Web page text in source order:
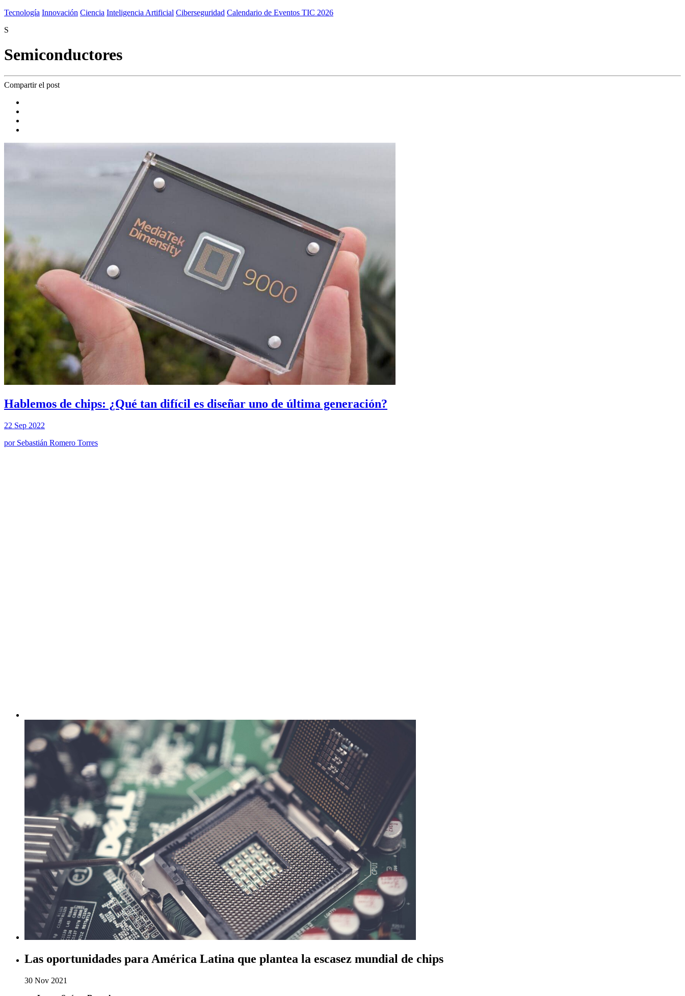
Tecnología Innovación Ciencia Inteligencia Artificial Ciberseguridad Calendario de Eventos TIC 2026
S
Semiconductores
Compartir el post
Hablemos de chips: ¿Qué tan difícil es diseñar uno de última generación?
22 Sep 2022
por Sebastián Romero Torres
Las oportunidades para América Latina que plantea la escasez mundial de chips
30 Nov 2021